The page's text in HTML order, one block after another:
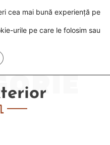
+373 600 888 44
0
cea mai bună experiență pe
urile pe care le folosim sau
GDPR Cookie Banner